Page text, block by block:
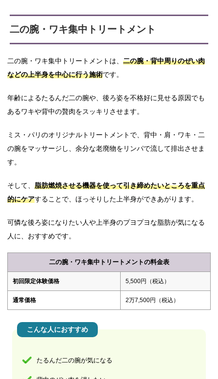
二の腕・ワキ集中トリートメント
二の腕・ワキ集中トリートメントは、 二の腕・背中周りのぜい肉
などの上半身を中心に行う施術です。
年齢によるたるんだ二の腕や、後ろ姿を不格好に見せる原因でも
あるワキや背中の贅肉をスッキリさせます。
ミス・パリのオリジナルトリートメントで、背中・肩・ワキ・二
の腕をマッサージし、余分な老廃物をリンパで流して排出させま
す。
そして、 脂肪燃焼させる機器を使って引き締めたいところを重点
的にケアすることで、ほっそりした上半身ができあがります。
可憐な後ろ姿になりたい人や上半身のプヨプヨな脂肪が気になる
人に、おすすめです。
二の腕・ワキ集中トリートメントの料金表
初回限定体験価格 5,500円（税込）
通常価格 2万7,500円（税込）
こんな人におすすめ
たるんだ二の腕が気になる